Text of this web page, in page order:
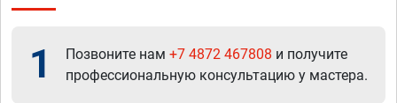
1 Позвоните нам +7 4872 467808 и получите
профессиональную консультацию у мастера.